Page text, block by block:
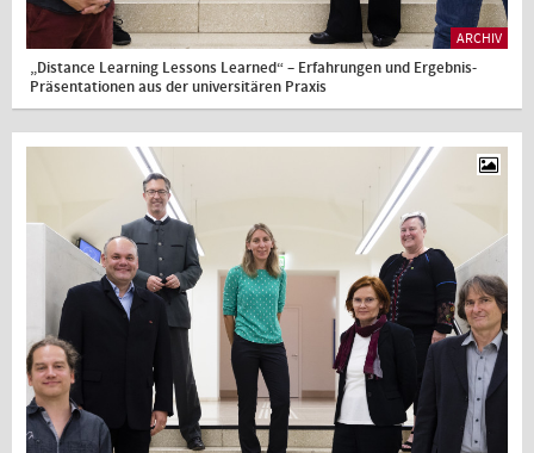
ARCHIV
„Distance Learning Lessons Learned“ – Erfahrungen und Ergebnis-
Präsentationen aus der universitären Praxis